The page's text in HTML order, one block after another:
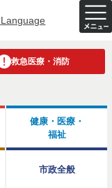
Language
救急医療・消防
健康・医療・
福祉
市政全般